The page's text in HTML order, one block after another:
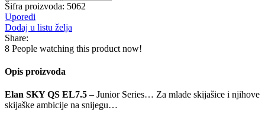
Šifra proizvoda: 5062
Uporedi
Dodaj u listu želja
Share:
8 People watching this product now!
Opis proizvoda
Elan SKY QS EL7.5 – Junior Series… Za mlade skijašice i njihove
skijaške ambicije na snijegu…